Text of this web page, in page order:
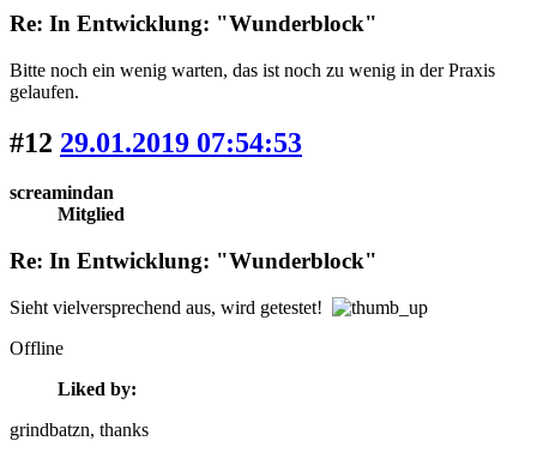
Re: In Entwicklung: "Wunderblock"
Bitte noch ein wenig warten, das ist noch zu wenig in der Praxis
gelaufen.
#12 29.01.2019 07:54:53
screamindan
Mitglied
Re: In Entwicklung: "Wunderblock"
Sieht vielversprechend aus, wird getestet!
Offline
Liked by:
grindbatzn, thanks